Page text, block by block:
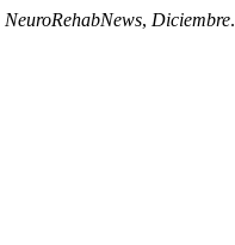
NeuroRehabNews, Diciembre.